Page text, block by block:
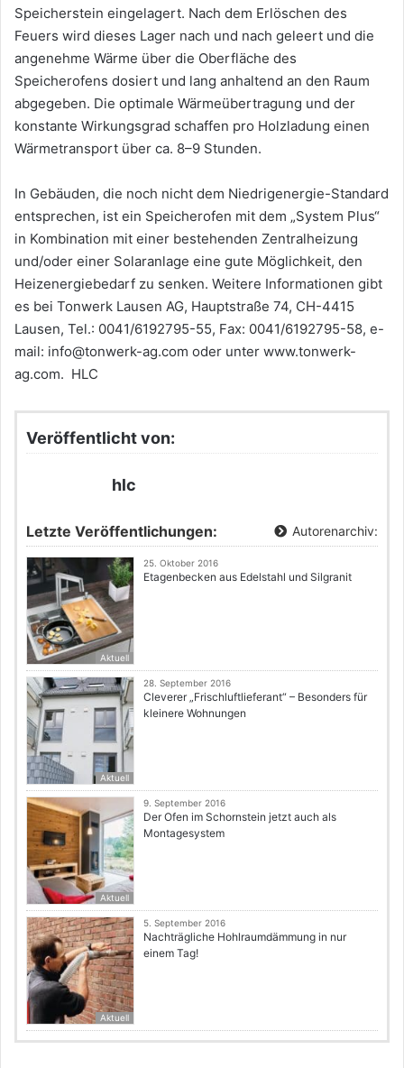
Speicherstein eingelagert. Nach dem Erlöschen des
Feuers wird dieses Lager nach und nach geleert und die
angenehme Wärme über die Oberfläche des
Speicherofens dosiert und lang anhaltend an den Raum
abgegeben. Die optimale Wärmeübertragung und der
konstante Wirkungsgrad schaffen pro Holzladung einen
Wärmetransport über ca. 8–9 Stunden.
In Gebäuden, die noch nicht dem Niedrigenergie-Standard
entsprechen, ist ein Speicherofen mit dem „System Plus“
in Kombination mit einer bestehenden Zentralheizung
und/oder einer Solaranlage eine gute Möglichkeit, den
Heizenergiebedarf zu senken. Weitere Informationen gibt
es bei Tonwerk Lausen AG, Hauptstraße 74, CH-4415
Lausen, Tel.: 0041/6192795-55, Fax: 0041/6192795-58, e-
mail: info@tonwerk-ag.com oder unter www.tonwerk-
ag.com. HLC
Veröffentlicht von:
hlc
Letzte Veröffentlichungen: Autorenarchiv:
Aktuell
25. Oktober 2016
Etagenbecken aus Edelstahl und Silgranit
Aktuell
28. September 2016
Cleverer „Frischluftlieferant“ – Besonders für
kleinere Wohnungen
Aktuell
9. September 2016
Der Ofen im Schornstein jetzt auch als
Montagesystem
Aktuell
5. September 2016
Nachträgliche Hohlraumdämmung in nur
einem Tag!